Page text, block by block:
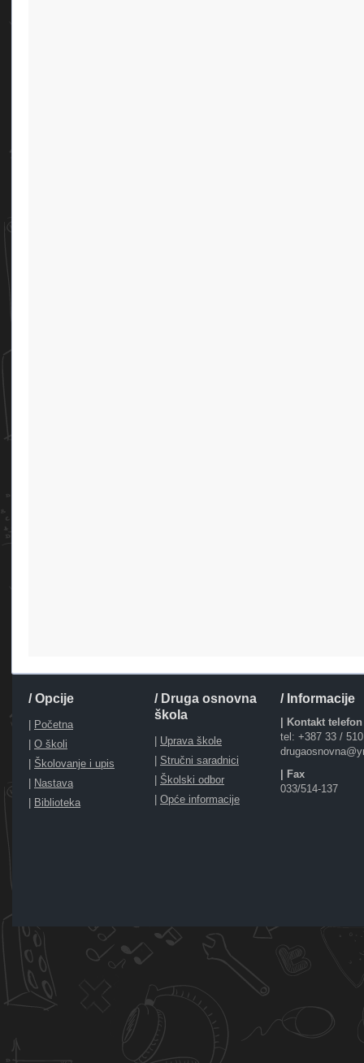
/ Opcije
| Početna
| O školi
| Školovanje i upis
| Nastava
| Biblioteka
/ Druga osnovna
škola
| Uprava škole
| Stručni saradnici
| Školski odbor
| Opće informacije
/ Informacije
| Kontakt telefon
tel: +387 33 /
| Fax
033/514-137